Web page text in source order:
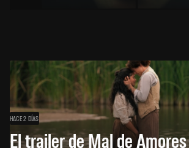
HACE 2 DÍAS
El trailer de Mal de